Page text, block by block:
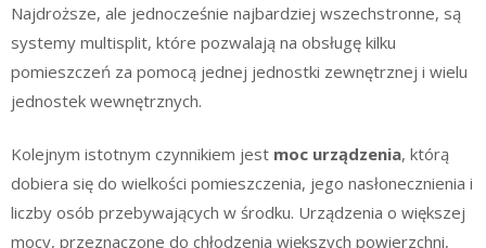
Najdroższe, ale jednocześnie najbardziej wszechstronne, są
systemy multisplit, które pozwalają na obsługę kilku
pomieszczeń za pomocą jednej jednostki zewnętrznej i wielu
jednostek wewnętrznych.
Kolejnym istotnym czynnikiem jest moc urządzenia, którą
dobiera się do wielkości pomieszczenia, jego nasłonecznienia i
liczby osób przebywających w środku. Urządzenia o większej
mocy, przeznaczone do chłodzenia większych powierzchni,